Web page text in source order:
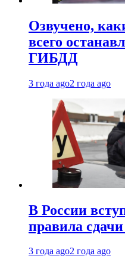
Озвучено,
всего
ГИБДД
3 года ago2 года ago
В России
правила
3 года ago2 года ago